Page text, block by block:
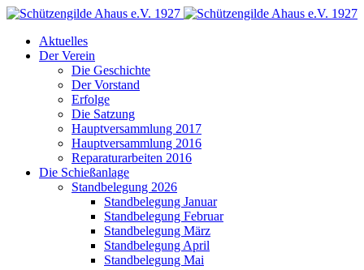
Aktuelles
Der Verein
Die Geschichte
Der Vorstand
Erfolge
Die Satzung
Hauptversammlung 2017
Hauptversammlung 2016
Reparaturarbeiten 2016
Die Schießanlage
Standbelegung 2026
Standbelegung Januar
Standbelegung Februar
Standbelegung März
Standbelegung April
Standbelegung Mai